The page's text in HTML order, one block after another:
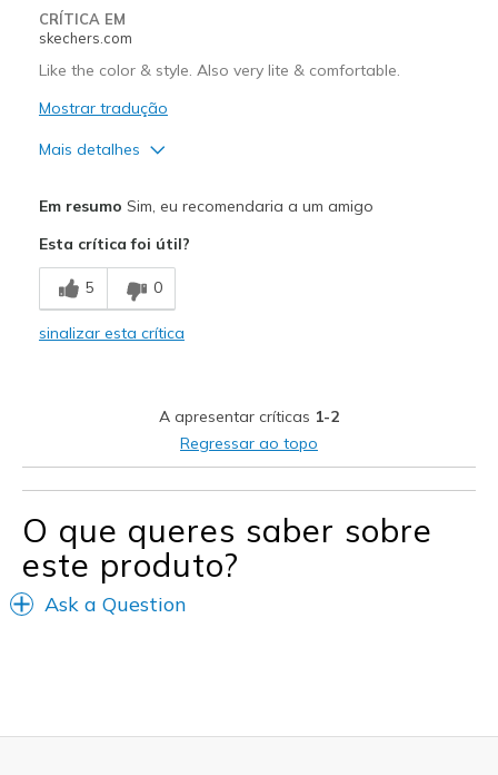
Width
Sizing
CRÍTICA EM
skechers.com
Like the color & style. Also very lite & comfortable.
Mostrar tradução
Mais detalhes
Comfortable
Stylish
Feels true to width
Sizing
Feels true to size
Em resumo Sim, eu recomendaria a um amigo
Esta crítica foi útil?
5 0
sinalizar esta crítica
A apresentar críticas 1-2
Regressar ao topo
O que queres saber sobre
este produto?
Ask a Question